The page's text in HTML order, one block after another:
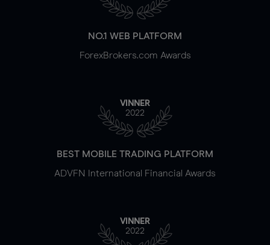
NO.1 WEB PLATFORM
ForexBrokers.com Awards
VINNER
2022
BEST MOBILE TRADING PLATFORM
ADVFN International Financial Awards
VINNER
2022